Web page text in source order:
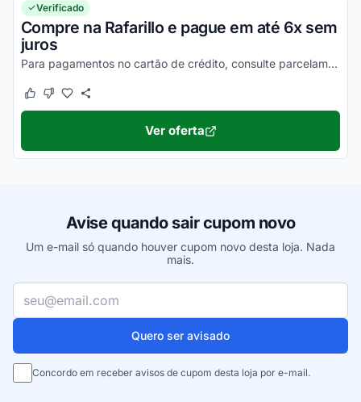
Verificado
Compre na Rafarillo e pague em até 6x sem
juros
Para pagamentos no cartão de crédito, consulte parcelamento sem juros.
Este cupom funcionou
Este cupom não funcionou
Ver oferta
Avise quando sair cupom novo
Um e-mail só quando houver cupom novo desta loja. Nada
mais.
Quero ser avisado
Concordo em receber avisos de cupom desta loja por e-mail.